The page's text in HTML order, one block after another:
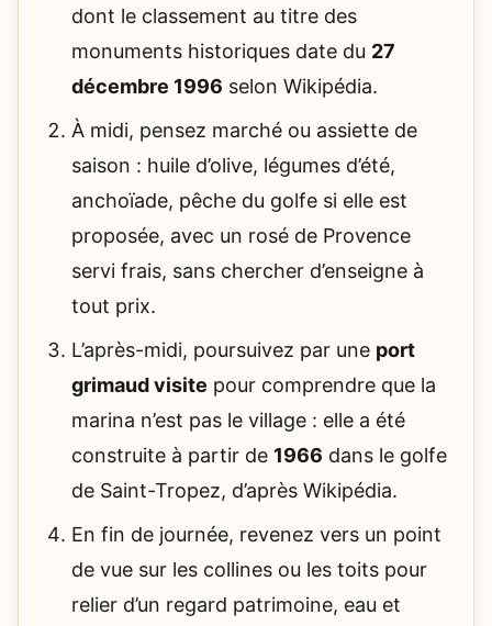
dont le classement au titre des
monuments historiques date du 27
décembre 1996 selon Wikipédia.
À midi, pensez marché ou assiette de
saison : huile d’olive, légumes d’été,
anchoïade, pêche du golfe si elle est
proposée, avec un rosé de Provence
servi frais, sans chercher d’enseigne à
tout prix.
L’après-midi, poursuivez par une port
grimaud visite pour comprendre que la
marina n’est pas le village : elle a été
construite à partir de 1966 dans le golfe
de Saint-Tropez, d’après Wikipédia.
En fin de journée, revenez vers un point
de vue sur les collines ou les toits pour
relier d’un regard patrimoine, eau et